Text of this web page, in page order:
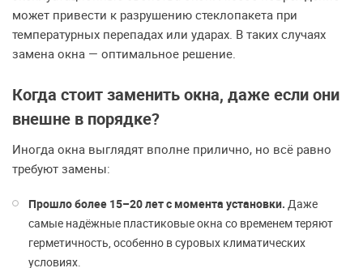
может привести к разрушению стеклопакета при
температурных перепадах или ударах. В таких случаях
замена окна — оптимальное решение.
Когда стоит заменить окна, даже если они
внешне в порядке?
Иногда окна выглядят вполне прилично, но всё равно
требуют замены:
Прошло более 15–20 лет с момента установки. Даже
самые надёжные пластиковые окна со временем теряют
герметичность, особенно в суровых климатических
условиях.